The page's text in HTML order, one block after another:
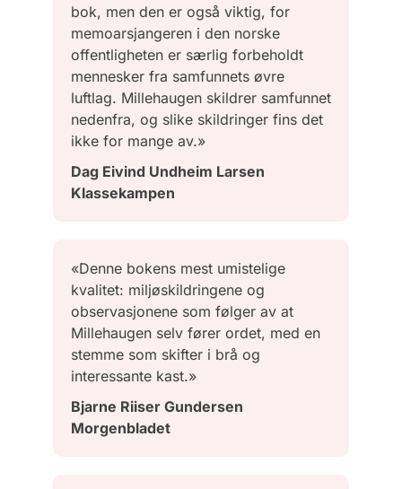
bok, men den er også viktig, for
memoarsjangeren i den norske
offentligheten er særlig forbeholdt
mennesker fra samfunnets øvre
luftlag. Millehaugen skildrer samfunnet
nedenfra, og slike skildringer fins det
ikke for mange av.»
Dag Eivind Undheim Larsen
Klassekampen
«Denne bokens mest umistelige
kvalitet: miljøskildringene og
observasjonene som følger av at
Millehaugen selv fører ordet, med en
stemme som skifter i brå og
interessante kast.»
Bjarne Riiser Gundersen
Morgenbladet